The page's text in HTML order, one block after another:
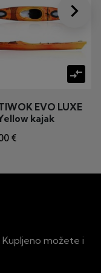
compare_arrows
EVO LUXE
kajak
€
Dalje
keyboard_arrow_right
možete i